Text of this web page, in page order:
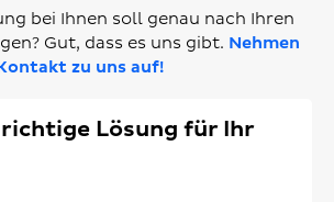
bei Ihnen soll genau nach Ihren
Gut, dass es uns gibt. Nehmen
zu uns auf!
Lösung für Ihr